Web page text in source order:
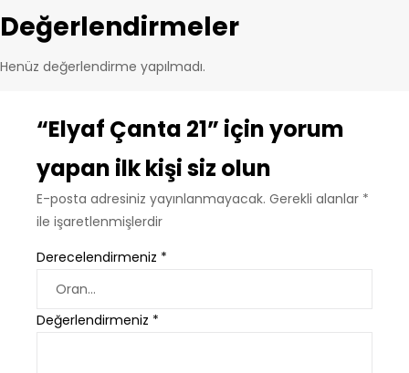
Değerlendirmeler
Henüz değerlendirme yapılmadı.
“Elyaf Çanta 21” için yorum
yapan ilk kişi siz olun
E-posta adresiniz yayınlanmayacak. Gerekli alanlar *
ile işaretlenmişlerdir
Derecelendirmeniz *
Değerlendirmeniz *